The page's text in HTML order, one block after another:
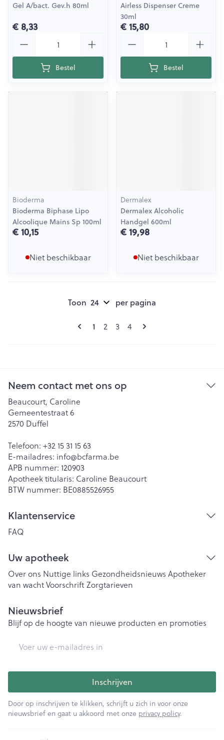
Gel A/bact. Gev.h 80ml
€ 8,33
Bestel
Airless Dispenser Creme
30ml
€ 15,80
Bestel
Bioderma
Bioderma Biphase Lipo
Alcoolique Mains Sp 100ml
€ 10,15
Niet beschikbaar
Dermalex
Dermalex Alcoholic
Handgel 600ml
€ 19,98
Niet beschikbaar
Pagina's
U lees momenteel pagina
1 Pagina
2 Pagina
3 Pagina
4
Toon per pagina
Neem contact met ons op
Beaucourt, Caroline
Gemeentestraat 6
2570 Duffel
Telefoon: +32 15 31 15 63
E-mailadres: info@bcfarma.be
APB nummer: 120903
Apotheek titularis: Caroline Beaucourt
BTW nummer: BE0885526955
Klantenservice
FAQ
Uw apotheek
Over ons Nuttige links Gezondheidsnieuws Apotheker
van wachtVoorschriftZorgtarieven
Nieuwsbrief
Blijf op de hoogte van nieuwe producten en promoties
Inschrijven
Door op inschrijven te klikken, schrijft u zich in voor onze
nieuwsbrief en gaat u akkoord met onze privacy policy.